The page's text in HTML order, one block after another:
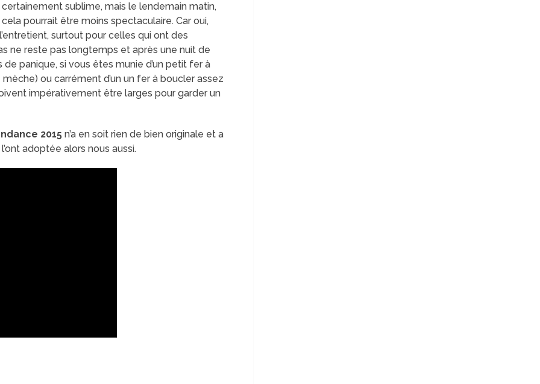
sublime, mais le lendemain matin,
pourrait être moins spectaculaire. Car oui,
surtout pour celles qui ont des
ne reste pas longtemps et après une nuit de
panique, si vous êtes munie d’un petit fer à
ou carrément d’un un fer à boucler assez
impérativement être larges pour garder un
2015 n’a en soit rien de bien originale et a
adoptée alors nous aussi.